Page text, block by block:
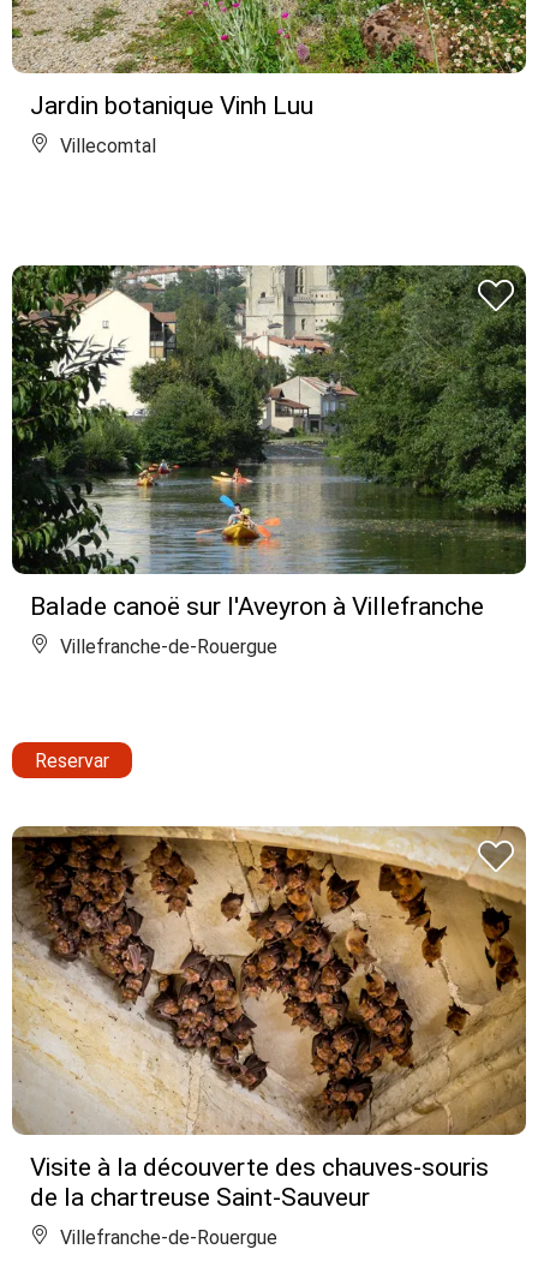
Jardin botanique Vinh Luu
Villecomtal
Balade canoë sur l'Aveyron à Villefranche
Villefranche-de-Rouergue
Reservar
Visite à la découverte des chauves-souris
de la chartreuse Saint-Sauveur
Villefranche-de-Rouergue